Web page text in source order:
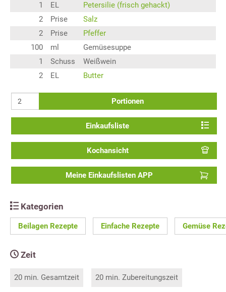
1
EL
Petersilie (frisch gehackt)
2
Prise
Salz
2
Prise
Pfeffer
100
ml
Gemüsesuppe
1
Schuss
Weißwein
2
EL Butter
Portionen
Einkaufsliste
Kochansicht
Meine Einkaufslisten APP
Kategorien
Beilagen Rezepte Einfache Rezepte Gemüse
Zeit
20 min. Gesamtzeit 20 min. Zubereitungszeit